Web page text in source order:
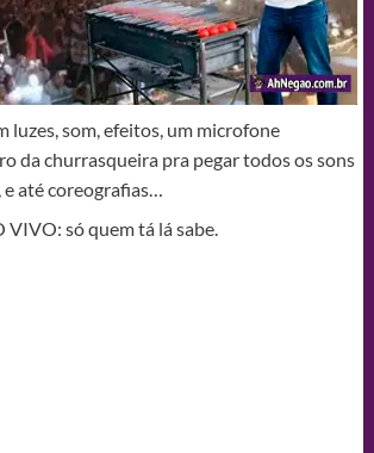
luzes, som, efeitos, um microfone
da churrasqueira pra pegar todos os sons
e até coreografias…
VIVO: só quem tá lá sabe.